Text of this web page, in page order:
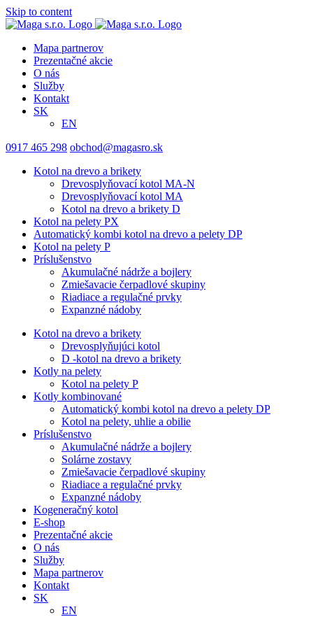
Skip to content
Mapa partnerov
Prezentačné akcie
O nás
Služby
Kontakt
SK
EN
0917 465 298 obchod@magasro.sk
Kotol na drevo a brikety
Drevosplyňovací kotol MA-N
Drevosplyňovací kotol MA
Kotol na drevo a brikety D
Kotol na pelety PX
Automatický kombi kotol na drevo a pelety DP
Kotol na pelety P
Príslušenstvo
Akumulačné nádrže a bojlery
Zmiešavacie čerpadlové skupiny
Riadiace a regulačné prvky
Expanzné nádoby
Kotol na drevo a brikety
Drevosplyňujúci kotol
D -kotol na drevo a brikety
Kotly na pelety
Kotol na pelety P
Kotly kombinované
Automatický kombi kotol na drevo a pelety DP
Kotol na pelety, uhlie a obilie
Príslušenstvo
Akumulačné nádrže a bojlery
Solárne zostavy
Zmiešavacie čerpadlové skupiny
Riadiace a regulačné prvky
Expanzné nádoby
Kogeneračný kotol
E-shop
Prezentačné akcie
O nás
Služby
Mapa partnerov
Kontakt
SK
EN